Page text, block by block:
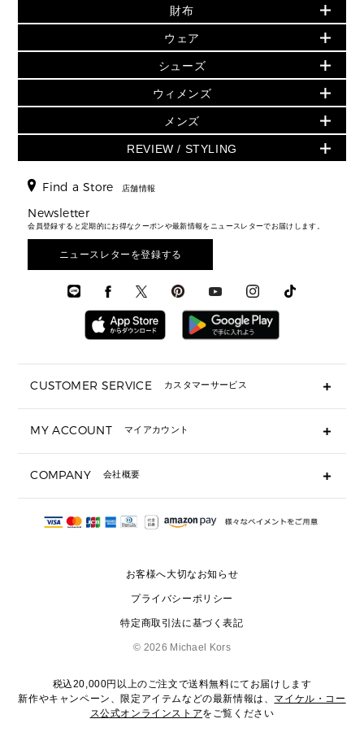
小物
シューズ・靴
ウェア
アクセサリー
時計
▶ メンズ
バッグ
ウェア
アクセサリー
追加アイテム
▶ ウィメンズすべて(ウェア・シューズ除く)
バッグ
財布・小物
ウェア
シューズ
時計・ジュエリー
アクセサリー
メンズ バッグ
メンズ 財布・小物
メンズ シューズ
メンズ ウェア
メンズ 時計・その他
▶ すべて
▶ ウィメンズすべて
財布・小物
アクセサリー
フレグランス
シューズ
▶ メンズすべて
メンズ財布・小物
メンズアクセサリー
メンズウェア
人気の定番アイテム
日本限定 - バッグ
▶ ウィメンズすべて
トートバッグ
ショルダーバッグ
クロスボディ・斜め掛け
トラベル
3 IN 1 / 2 IN 1 バッグ
▶ メンズすべて
財布
日本限定 - 財布・小物
▶ ウィメンズすべて
GREENWICH
折り財布(二つ折り・三つ折り)
長財布
▶ メンズすべて
ウェア
▶ ウィメンズすべて
トップス
スカート・パンツ
ジャケット・アウター
▶ メンズすべて
シューズ
▶ ウィメンズすべて
サンダル
スニーカー
▶ メンズすべて
ウィメンズ
人気の定番アイテム
▶ ウィメンズすべて
▶ バッグすべて
通勤・通学アイテム
3 IN 1 バッグ
ミニ財布・フラグメントケース
▶ 小物すべて
定期ケース・カードケース・名刺入れ
サンダル
スニーカー
▶ ウェア
メンズ
▶ メンズすべて
財布・小物
時計・ジュエリー
アクセサリー
REVIEW / STYLING
エディターレビュー
Find a Store 店舗情報
Newsletter
会員登録すると定期的にお得なクーポンや最新情報をニュースレターでお届けします。
ニュースレターを登録する
CUSTOMER SERVICE カスタマーサービス
ギフト用にラッピングができますか？
ショッピングバッグを購入商品分送ってもらえますか？
注文後に完了メールが受信できないのですが？
サイズ交換はできますか？
MY ACCOUNT マイアカウント
COMPANY 会社概要
会社概要
お客様へ大切なお知らせ
プライバシーポリシー
特定商取引法に基づく表記
© 2026 Michael Kors
税込20,000円以上のご注文で送料無料にてお届けします
新作やキャンペーン、限定アイテムなどの最新情報は、 マイケル・コー
ス公式オンラインストアをご覧ください